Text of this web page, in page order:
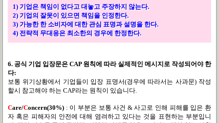
1) 기업은 책임이 없다고 대놓고 주장하지 않는다.
2) 기업의 잘못이 있으면 책임을 인정한다.
3) 가능한 한 소비자에 대한 관심 표명과 설명을 한다.
4) 전략적 무대응은 최소한의 경우에 한정한다.
6. 공식 기업 입장문은 CAP 원칙에 따라 실제적인 메시지로 작성되어야 한
다:
보통 위기상황에서 기업들이 입장 표명서(경우에 따라서는 사과문) 작성
할시 참고해야 하는 CAP라는 원칙이 있습니다.
Care/Concern(30%) : 이 부분은 보통 사건 & 사고로 인해 피해를 입은 환
자 혹은 피해자의 안전에 대해 염려하고 있다는 것을 표현하는 부분입니